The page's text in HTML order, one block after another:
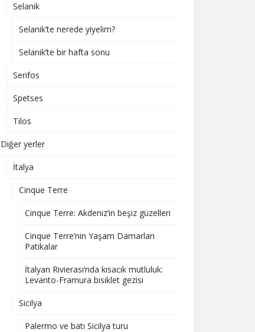
Selanik
Selanik’te nerede yiyelim?
Selanik’te bir hafta sonu
Serifos
Spetses
Tilos
Diğer yerler
İtalya
Cinque Terre
Cinque Terre: Akdeniz’in beşiz güzelleri
Cinque Terre’nin Yaşam Damarları
Patikalar
İtalyan Rivierası’nda kısacık mutluluk:
Levanto-Framura bisiklet gezisi
Sicilya
Palermo ve batı Sicilya turu